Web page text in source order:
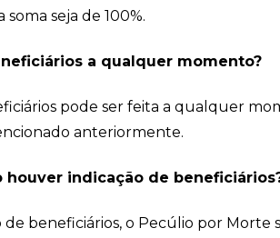
seja de 100%.
a qualquer momento?
pode ser feita a qualquer
anteriormente.
houver indicação de
de beneficiários, o Pecúlio por Morte